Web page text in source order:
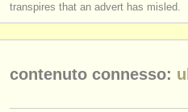
contattaci
transpires that an advert has misled.
contenuto connesso: